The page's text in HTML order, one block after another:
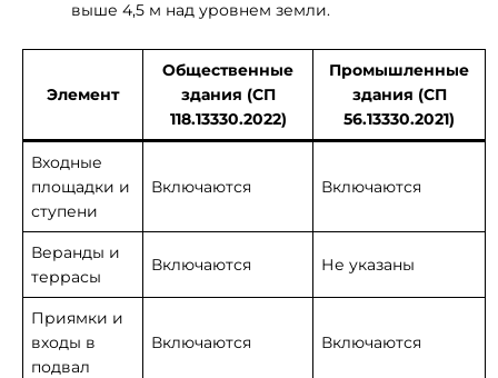
выше 4,5 м над уровнем земли.
Элемент
Общественные
здания (СП
118.13330.2022)
Промышленные
здания (СП
56.13330.2021)
Входные
площадки и
ступени
Включаются Включаются
Веранды и
террасы
Включаются Не указаны
Приямки и
входы в
подвал
Включаются Включаются